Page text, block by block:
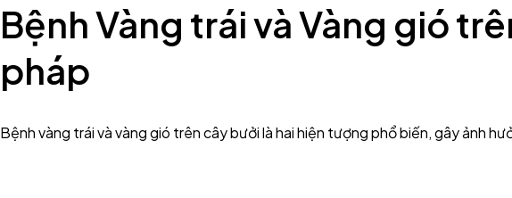
Bệnh Vàng trái và Vàng gió
pháp
Bệnh vàng trái và vàng gió trên cây bưởi là hai hiện tượng phổ biến, gây ảnh